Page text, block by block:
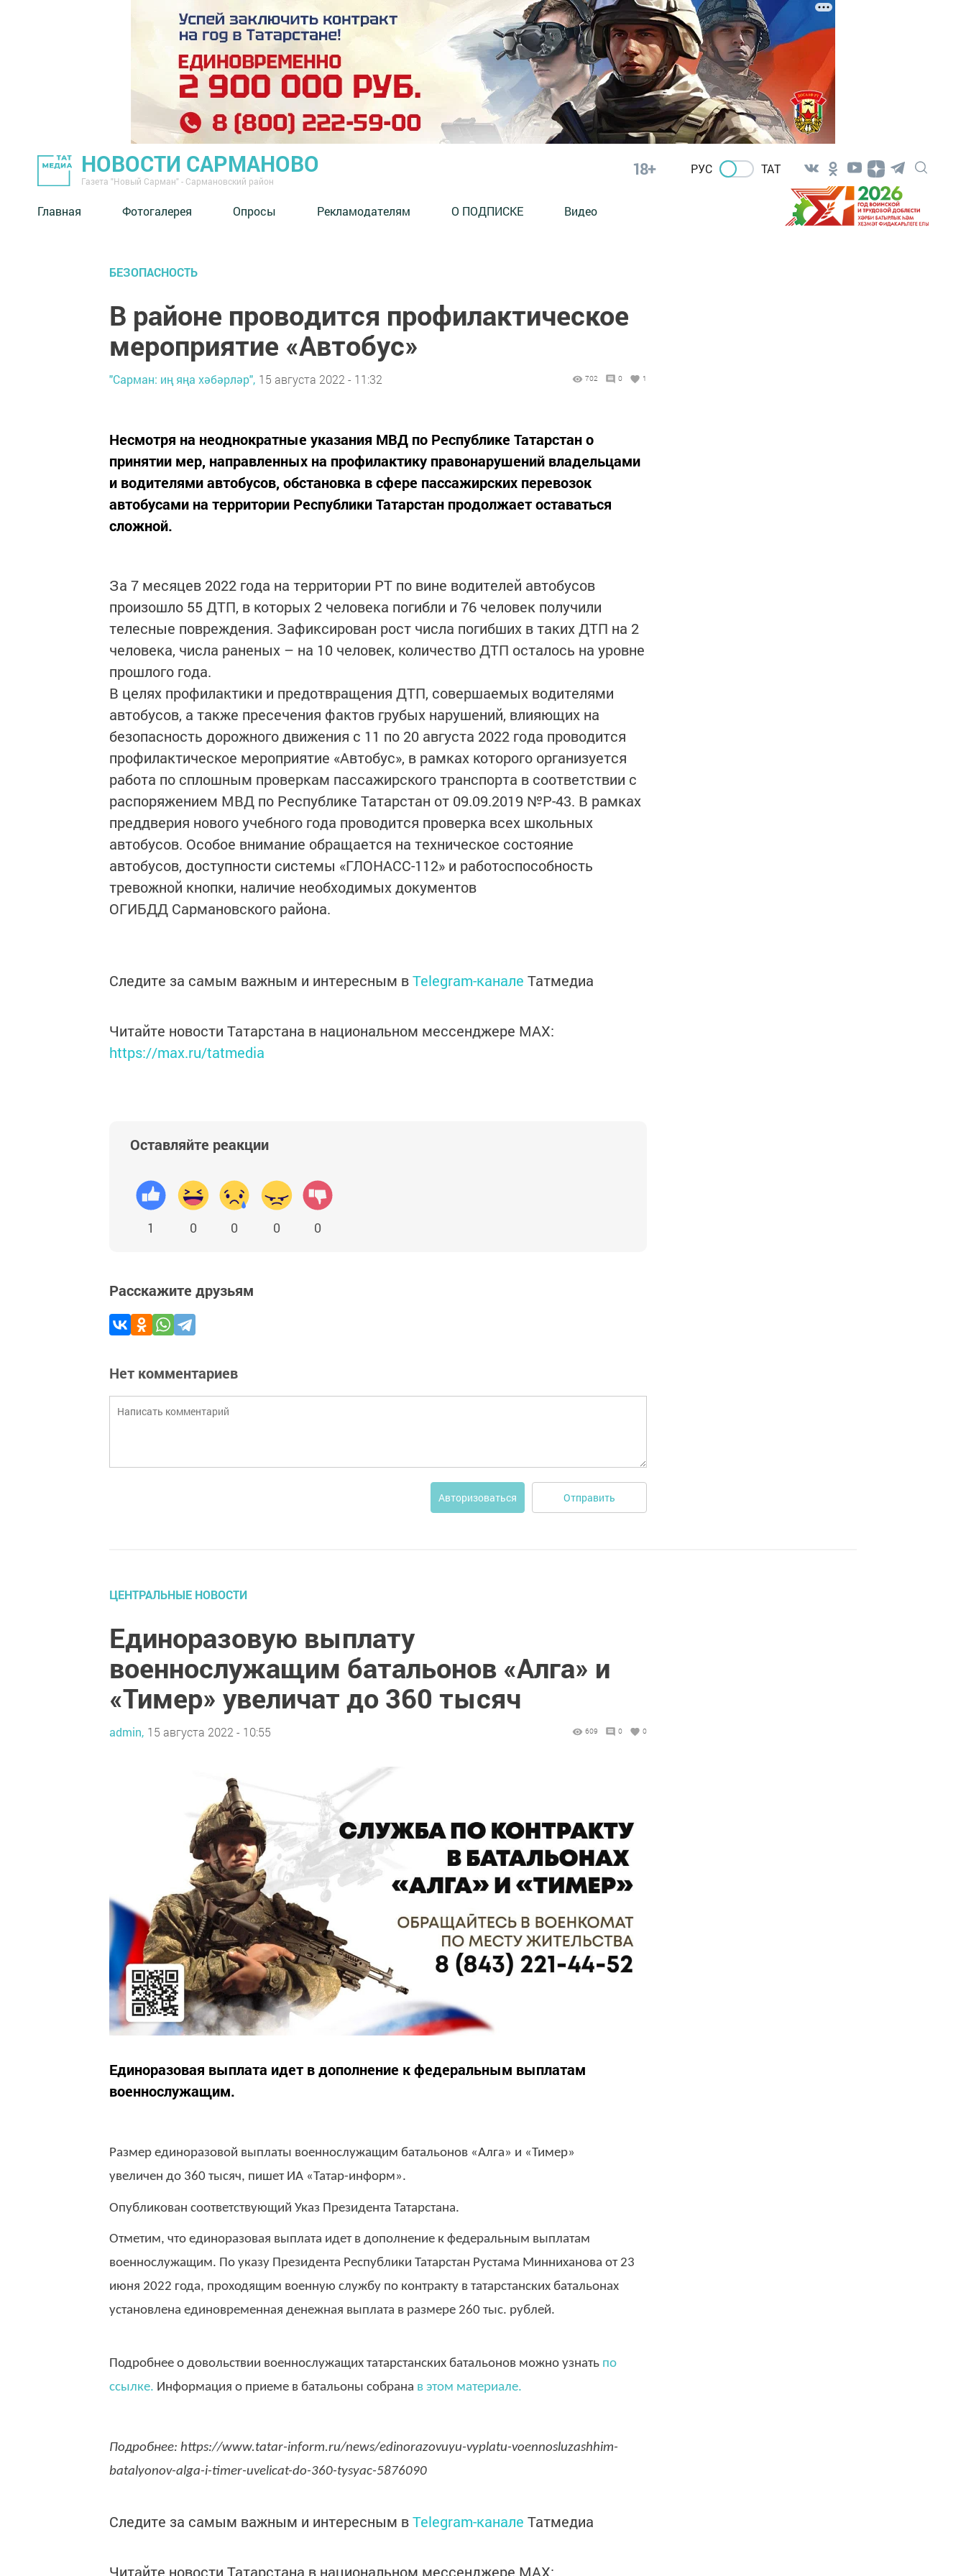
НОВОСТИ САРМАНОВО
Газета "Новый Сарман" - Сармановский район
18+ РУС ТАТ
Главная Фотогалерея Опросы Рекламодателям О ПОДПИСКЕ Видео
БЕЗОПАСНОСТЬ
В районе проводится профилактическое
мероприятие «Автобус»
"Сарман: иң яңа хәбәрләр", 15 августа 2022 - 11:32 702 0 1
Несмотря на неоднократные указания МВД по Республике Татарстан о
принятии мер, направленных на профилактику правонарушений владельцами
и водителями автобусов, обстановка в сфере пассажирских перевозок
автобусами на территории Республики Татарстан продолжает оставаться
сложной.
За 7 месяцев 2022 года на территории РТ по вине водителей автобусов
произошло 55 ДТП, в которых 2 человека погибли и 76 человек получили
телесные повреждения. Зафиксирован рост числа погибших в таких ДТП на 2
человека, числа раненых – на 10 человек, количество ДТП осталось на уровне
прошлого года.
В целях профилактики и предотвращения ДТП, совершаемых водителями
автобусов, а также пресечения фактов грубых нарушений, влияющих на
безопасность дорожного движения с 11 по 20 августа 2022 года проводится
профилактическое мероприятие «Автобус», в рамках которого организуется
работа по сплошным проверкам пассажирского транспорта в соответствии с
распоряжением МВД по Республике Татарстан от 09.09.2019 №Р-43. В рамках
преддверия нового учебного года проводится проверка всех школьных
автобусов. Особое внимание обращается на техническое состояние
автобусов, доступности системы «ГЛОНАСС-112» и работоспособность
тревожной кнопки, наличие необходимых документов
ОГИБДД Сармановского района.
Следите за самым важным и интересным вTelegram-канале Татмедиа
Читайте новости Татарстана в национальном мессенджере MАХ:
https://max.ru/tatmedia
Оставляйте реакции
1 0 0 0 0
Расскажите друзьям
Нет комментариев
Авторизоваться Отправить
ЦЕНТРАЛЬНЫЕ НОВОСТИ
Единоразовую выплату
военнослужащим батальонов «Алга» и
«Тимер» увеличат до 360 тысяч
admin, 15 августа 2022 - 10:55 609 0 0
Единоразовая выплата идет в дополнение к федеральным выплатам
военнослужащим.
Размер единоразовой выплаты военнослужащим батальонов «Алга» и «Тимер»
увеличен до 360 тысяч, пишет ИА «Татар-информ».
Опубликован соответствующий Указ Президента Татарстана.
Отметим, что единоразовая выплата идет в дополнение к федеральным выплатам
военнослужащим. По указу Президента Республики Татарстан Рустама Минниханова от 23
июня 2022 года, проходящим военную службу по контракту в татарстанских батальонах
установлена единовременная денежная выплата в размере 260 тыс. рублей.
Подробнее о довольствии военнослужащих татарстанских батальонов можно узнать по
ссылке. Информация о приеме в батальоны собрана в этом материале.
Подробнее: https://www.tatar-inform.ru/news/edinorazovuyu-vyplatu-voennosluzashhim-
batalyonov-alga-i-timer-uvelicat-do-360-tysyac-5876090
Следите за самым важным и интересным вTelegram-канале Татмедиа
Читайте новости Татарстана в национальном мессенджере MАХ: